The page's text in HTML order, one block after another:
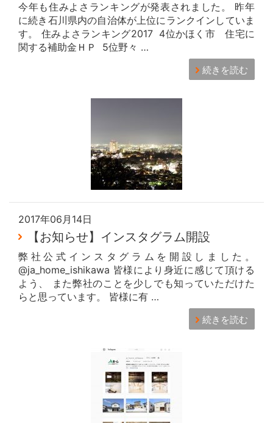
今年も住みよさランキングが発表されました。 昨年
に続き石川県内の自治体が上位にランクインしていま
す。 住みよさランキング2017 4位かほく市 住宅に
関する補助金ＨＰ 5位野々 …
続きを読む
2017年06月14日
【お知らせ】インスタグラム開設
弊社公式インスタグラムを開設しました。
@ja_home_ishikawa 皆様により身近に感じて頂ける
よう、 また弊社のことを少しでも知っていただけた
らと思っています。 皆様に有 …
続きを読む